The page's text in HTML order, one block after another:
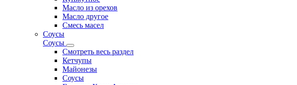
Масло из орехов
Масло другое
Смесь масел
Соусы
Соусы
Смотреть весь раздел
Кетчупы
Майонезы
Соусы